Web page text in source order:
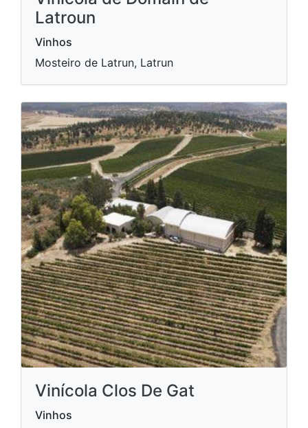
Latroun
Vinhos
Mosteiro de Latrun, Latrun
Vinícola Clos De Gat
Vinhos